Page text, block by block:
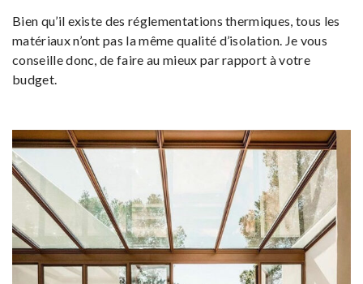
Bien qu’il existe des réglementations thermiques, tous les
matériaux n’ont pas la même qualité d’isolation. Je vous
conseille donc, de faire au mieux par rapport à votre
budget.